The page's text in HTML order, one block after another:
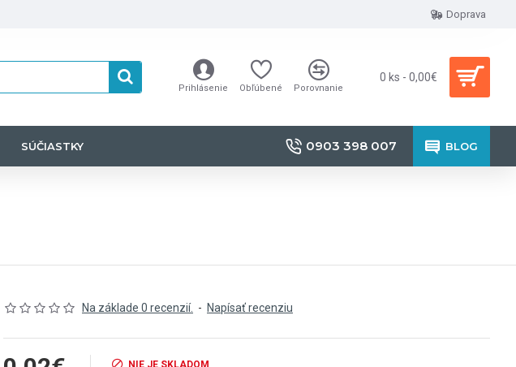
Doprava
Prihlásenie Obľúbené Porovnanie
0 ks - 0,00€
SÚČIASTKY 0903 398 007 BLOG
Na základe 0 recenzií. - Napísať recenziu
NIE JE SKLADOM